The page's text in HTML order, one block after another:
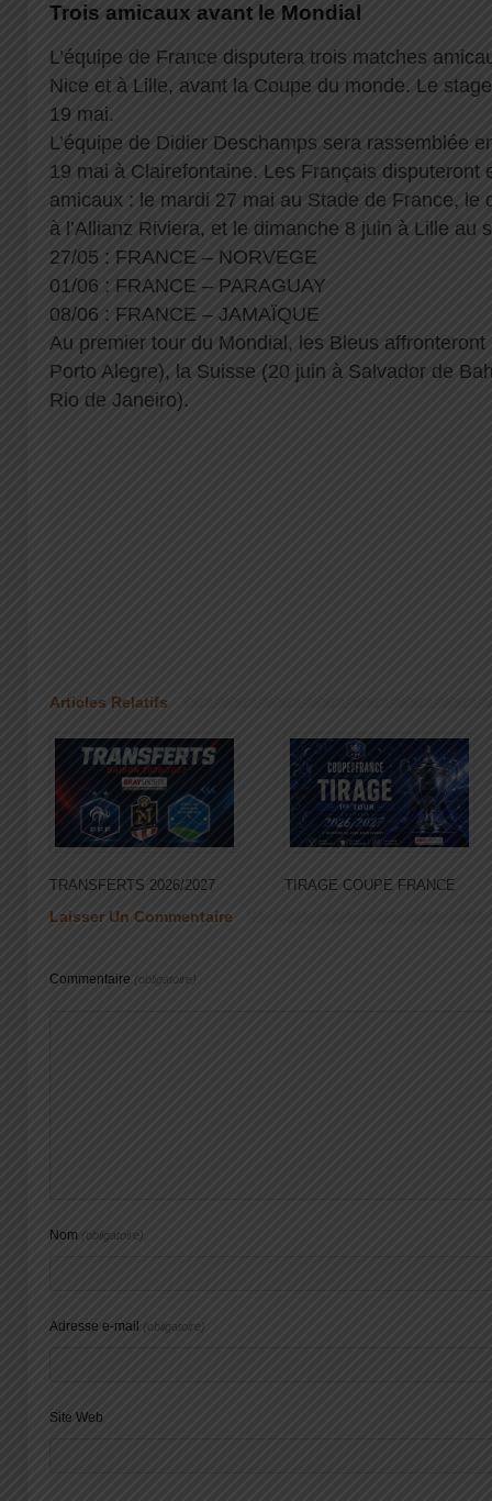
Trois amicaux avant le Mondial
L’équipe de France disputera trois matches
Nice et à Lille, avant la Coupe du monde. Le
19 mai.
L’équipe de Didier Deschamps sera rassemblée
19 mai à Clairefontaine. Les Français disputeront
amicaux : le mardi 27 mai au Stade de France, le
à l’Allianz Riviera, et le dimanche 8 juin à Lille au
27/05 : FRANCE – NORVEGE
01/06 : FRANCE – PARAGUAY
08/06 : FRANCE – JAMAÏQUE
Au premier tour du Mondial, les Bleus
Porto Alegre), la Suisse (20 juin à Salvador de
Rio de Janeiro).
Articles Relatifs
TRANSFERTS 2026/2027 TIRAGE COUPE FRANCE
Laisser Un Commentaire
Commentaire (obligatoire)
Nom (obligatoire)
Adresse e-mail (obligatoire)
Site Web